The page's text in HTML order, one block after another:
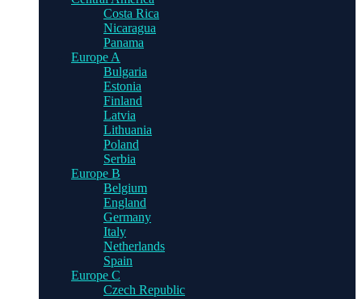
Costa Rica
Nicaragua
Panama
Europe A
Bulgaria
Estonia
Finland
Latvia
Lithuania
Poland
Serbia
Europe B
Belgium
England
Germany
Italy
Netherlands
Spain
Europe C
Czech Republic